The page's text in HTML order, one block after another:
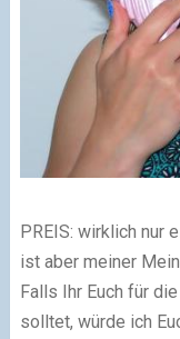
PREIS: wirklich nur
ist aber meiner
Falls Ihr Euch für
solltet, würde ich